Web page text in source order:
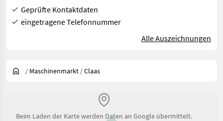
Geprüfte Kontaktdaten
eingetragene Telefonnummer
Alle Auszeichnungen
/ Maschinenmarkt /Claas
Beim Laden der Karte werden Daten an Google übermittelt.